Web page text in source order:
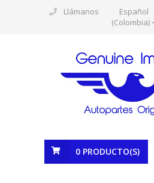
Llámanos
Español
(Colombia)
0 PRODUCTO(S)